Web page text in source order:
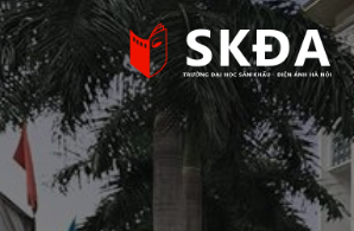
Skip
to
content